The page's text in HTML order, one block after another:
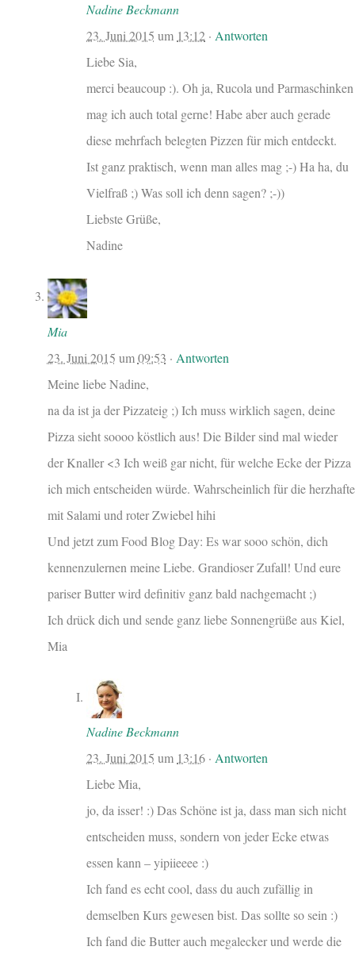
Nadine Beckmann
23. Juni 2015 um 13:12 · Antworten
Liebe Sia,
merci beaucoup :). Oh ja, Rucola und Parmaschinken
mag ich auch total gerne! Habe aber auch gerade
diese mehrfach belegten Pizzen für mich entdeckt.
Ist ganz praktisch, wenn man alles mag ;-) Ha ha, du
Vielfraß ;) Was soll ich denn sagen? ;-))
Liebste Grüße,
Nadine
Mia
23. Juni 2015 um09:53 · Antworten
Meine liebe Nadine,
na da ist ja der Pizzateig ;) Ich muss wirklich sagen, deine
Pizza sieht soooo köstlich aus! Die Bilder sind mal wieder
der Knaller <3 Ich weiß gar nicht, für welche Ecke der Pizza
ich mich entscheiden würde. Wahrscheinlich für die herzhafte
mit Salami und roter Zwiebel hihi
Und jetzt zum Food Blog Day: Es war sooo schön, dich
kennenzulernen meine Liebe. Grandioser Zufall! Und eure
pariser Butter wird definitiv ganz bald nachgemacht ;)
Ich drück dich und sende ganz liebe Sonnengrüße aus Kiel,
Mia
Nadine Beckmann
23. Juni 2015 um 13:16 ·Antworten
Liebe Mia,
jo, da isser! :) Das Schöne ist ja, dass man sich nicht
entscheiden muss, sondern von jeder Ecke etwas
essen kann – yipiieeee :)
Ich fand es echt cool, dass du auch zufällig in
demselben Kurs gewesen bist. Das sollte so sein :)
Ich fand die Butter auch megalecker und werde die